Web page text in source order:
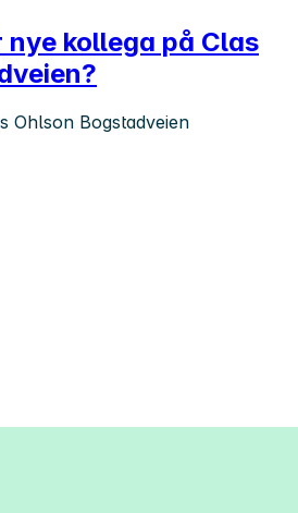
kollega på Clas
Ohlson Bogstadveien